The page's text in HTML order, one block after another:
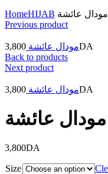
HomeHIJAB مودال عائشة
Previous product
مودال عائشة 3,800
DA
Back to products
Next product
مودال عائشة 3,800 DA
مودال عائشة
3,800DA
Size